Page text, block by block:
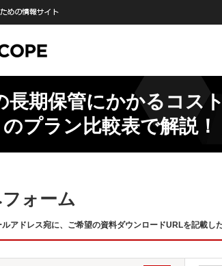
長期保管にかかるコス
プラン比較表で解説！
ォーム
アドレス宛に、ご希望の資料ダウンロードURLを記載し